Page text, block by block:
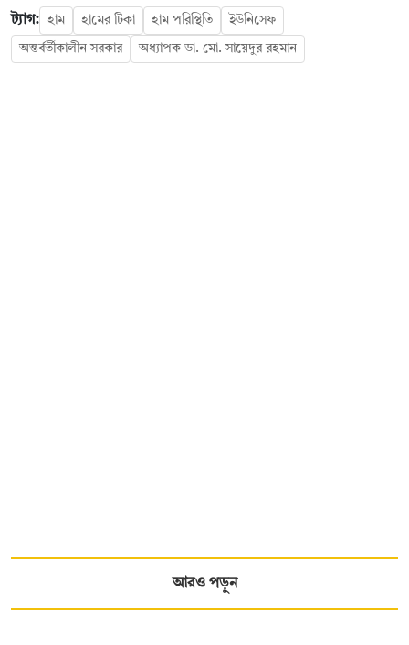
ট্যাগ: হাম হামের টিকা হাম পরিস্থিতি ইউনিসেফ
অন্তর্বর্তীকালীন সরকার অধ্যাপক ডা. মো. সায়েদুর রহমান
আরও পড়ুন